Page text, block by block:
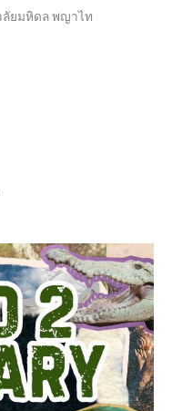
ยมหิดล พญาไท